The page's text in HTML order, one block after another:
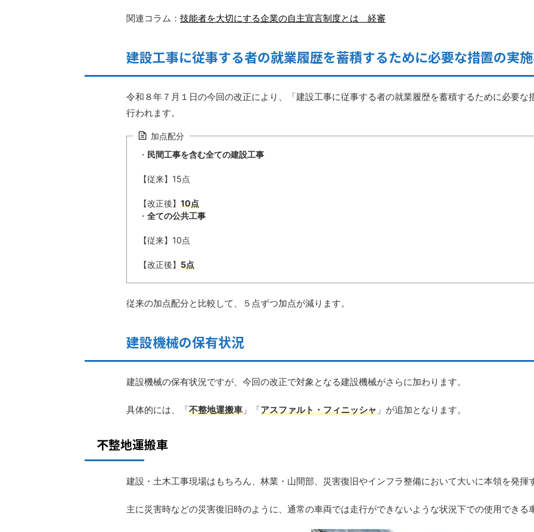
関連コラム： 技能者を大切にする企業の自主宣言制度とは 経審
建設工事に従事する者の就業履歴を蓄積するために必要な措置の実
令和８年７月１日の今回の改正により、「建設工事に従事する者の就業履歴を蓄積するために必要な
行われます。
加点配分
・ 民間工事を含む全ての建設工事
【従来】15点
【改正後】 10点
・ 全ての公共工事
【従来】10点
【改正後】 5点
従来の加点配分と比較して、５点ずつ加点が減ります。
建設機械の保有状況
建設機械の保有状況ですが、今回の改正で対象となる建設機械がさらに加わります。
具体的には、「不整地運搬車 」「アスファルト・フィニッシャ 」が追加となります。
不整地運搬車
建設・土木工事現場はもちろん、林業・山間部、災害復旧やインフラ整備において大いに本領を発揮
主に災害時などの災害復旧時のように、通常の車両では走行ができないような状況下での使用できる